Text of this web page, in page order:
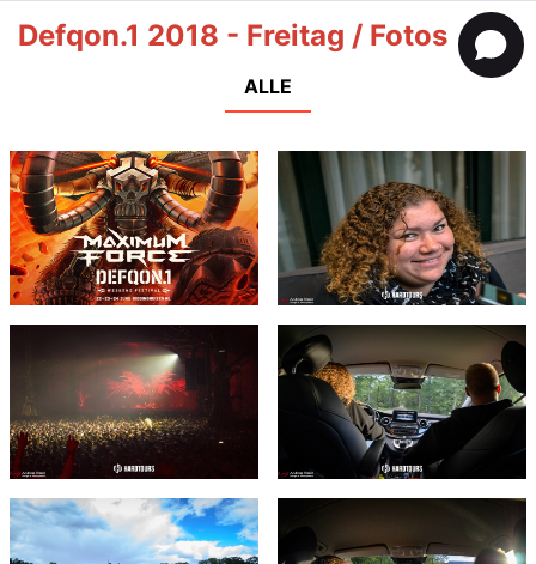
Defqon.1 2018 - Freitag / Fotos
ALLE